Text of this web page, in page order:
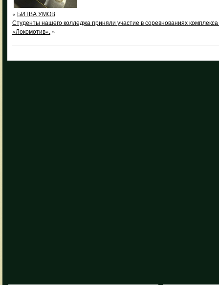
« БИТВА УМОВ
Студенты нашего колледжа приняли участие в соревнованиях
«Локомотив». »